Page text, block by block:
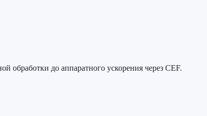
обработки до аппаратного ускорения через CEF.